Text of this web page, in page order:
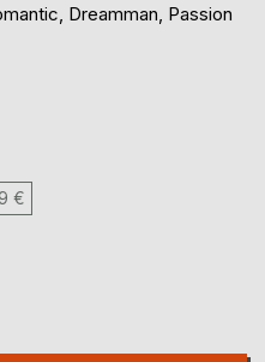
Dreamman, Passion
€